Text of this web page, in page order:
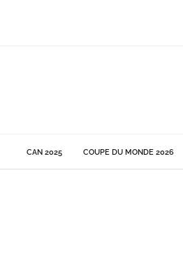
CAN 2025 COUPE DU MONDE 2026